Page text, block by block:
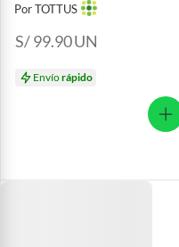
Por TOTTUS
S/ 99.90UN
Envíorápido